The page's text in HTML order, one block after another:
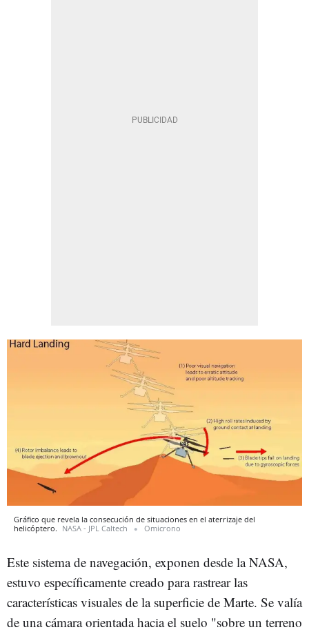
Gráfico que revela la consecución de situaciones en el aterrizaje del
helicóptero. NASA - JPL Caltech Omicrono
Este sistema de navegación, exponen desde la NASA,
estuvo específicamente creado para rastrear las
características visuales de la superficie de Marte. Se valía
de una cámara orientada hacia el suelo "sobre un terreno